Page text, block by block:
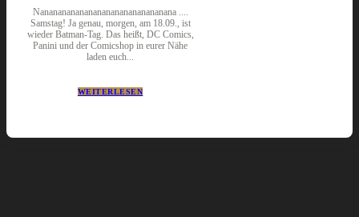
Nananananananananananananananana ....
Samstag! Ja genau, morgen, am 18.09., ist
wieder Batman-Tag. Das heißt, DC Comics,
Panini und der Comicshop in eurer Nähe
laden euch...
WEITERLESEN